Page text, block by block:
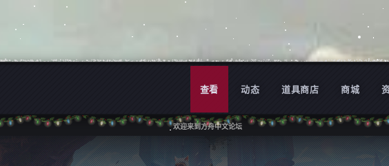
查看 动态 道具商店 商城
欢迎来到方舟中文论坛